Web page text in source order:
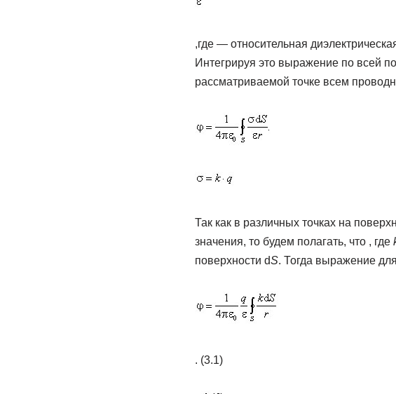
,где — относительная
Интегрируя это выражение по всей
рассматриваемой точке всем
Так как в различных точках на
значения, то будем полагать, что , где
поверхности dS. Тогда выражение
. (3.1)